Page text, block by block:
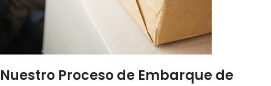
Nuestro Proceso de Embarque de